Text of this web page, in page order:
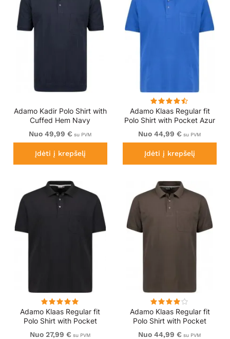
Adamo Kadir Polo Shirt with
Cuffed Hem Navy
Nuo 49,99 € su PVM
Įdėti į krepšelį
Adamo Klaas Regular fit
Polo Shirt with Pocket Azur
Blue
Nuo 44,99 € su PVM
Įdėti į krepšelį
Adamo Klaas Regular fit
Polo Shirt with Pocket
Black
Nuo 27,99 € su PVM
Adamo Klaas Regular fit
Polo Shirt with Pocket
Braun
Nuo 44,99 € su PVM